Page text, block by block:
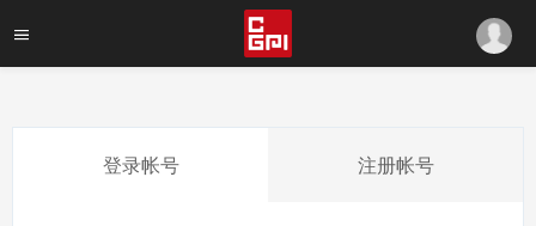
登录帐号 注册帐号